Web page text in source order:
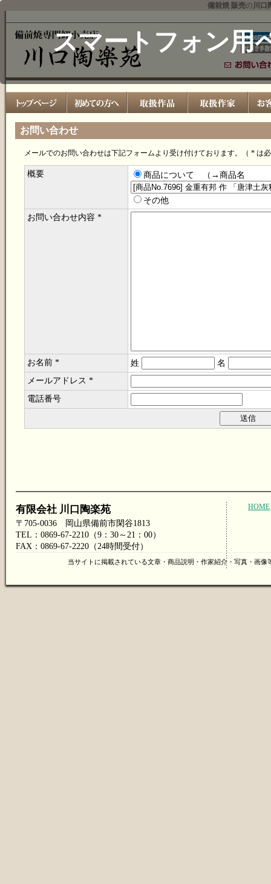
備前焼 販売の川口
スマートフォン用
お問い合わせ
メールでのお問い合わせは下記フォームより受け付けております。（ * は
概要 商品について （→商品名
その他
お問い合わせ内容 *
お名前 * 姓
名
メールアドレス *
電話番号
有限会社 川口陶楽苑
〒705-0036 岡山県備前市閑谷1813
TEL：0869-67-2210（9：30～21：00）
FAX：0869-67-2220（24時間受付）
HOME
当サイトに掲載されている文章・商品説明・作家紹介・写真・画